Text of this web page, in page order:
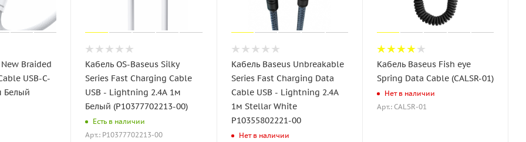
Braided
USB-C-
Белый
Кабель OS-Baseus Silky
Series Fast Charging Cable
USB - Lightning 2.4A 1м
Белый (P10377702213-00)
Есть в наличии
Арт.: P10377702213-00
Кабель Baseus Unbreakable
Series Fast Charging Data
Cable USB - Lightning 2.4A
1м Stellar White
P10355802221-00
Нет в наличии
Кабель Baseus Fish eye
Spring Data Cable (CALSR-01)
Нет в наличии
Арт.: CALSR-01